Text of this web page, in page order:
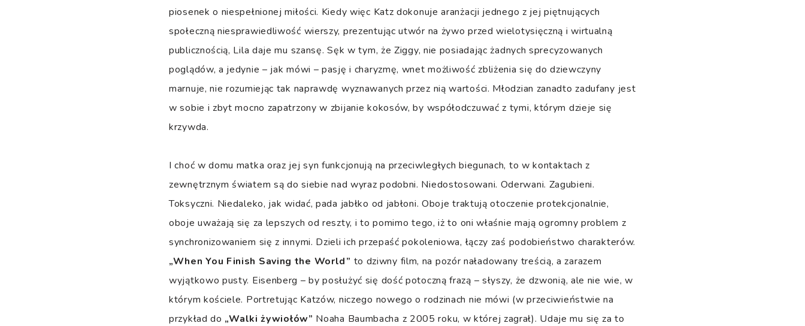
piosenek o niespełnionej miłości. Kiedy więc Katz dokonuje aranżacji jednego z jej piętnujących
społeczną niesprawiedliwość wierszy, prezentując utwór na żywo przed wielotysięczną i wirtualną
publicznością, Lila daje mu szansę. Sęk w tym, że Ziggy, nie posiadając żadnych sprecyzowanych
poglądów, a jedynie – jak mówi – pasję i charyzmę, wnet możliwość zbliżenia się do dziewczyny
marnuje, nie rozumiejąc tak naprawdę wyznawanych przez nią wartości. Młodzian zanadto zadufany jest
w sobie i zbyt mocno zapatrzony w zbijanie kokosów, by współodczuwać z tymi, którym dzieje się
krzywda.
I choć w domu matka oraz jej syn funkcjonują na przeciwległych biegunach, to w kontaktach z
zewnętrznym światem są do siebie nad wyraz podobni. Niedostosowani. Oderwani. Zagubieni.
Toksyczni. Niedaleko, jak widać, pada jabłko od jabłoni. Oboje traktują otoczenie protekcjonalnie,
oboje uważają się za lepszych od reszty, i to pomimo tego, iż to oni właśnie mają ogromny problem z
synchronizowaniem się z innymi. Dzieli ich przepaść pokoleniowa, łączy zaś podobieństwo charakterów.
„When You Finish Saving the World” to dziwny film, na pozór naładowany treścią, a zarazem
wyjątkowo pusty. Eisenberg – by posłużyć się dość potoczną frazą – słyszy, że dzwonią, ale nie wie, w
którym kościele. Portretując Katzów, niczego nowego o rodzinach nie mówi (w przeciwieństwie na
przykład do „Walki żywiołów” Noaha Baumbacha z 2005 roku, w której zagrał). Udaje mu się za to